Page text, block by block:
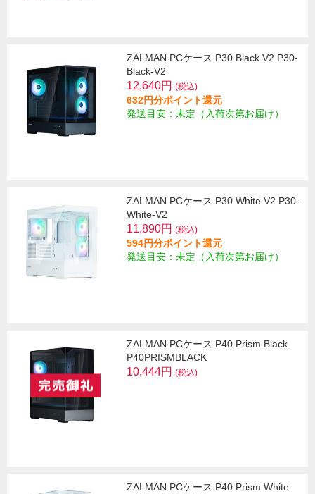
ZALMAN PCケース P30 Black V2 P30-
Black-V2
12,640円 (税込)
632円分ポイント還元
発送目安：未定（入荷次第お届け）
ZALMAN PCケース P30 White V2 P30-
White-V2
11,890円 (税込)
594円分ポイント還元
発送目安：未定（入荷次第お届け）
ZALMAN PCケース P40 Prism Black
P40PRISMBLACK
10,444円 (税込)
ZALMAN PCケース P40 Prism White